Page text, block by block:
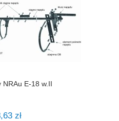
NRAu E-18 w.II
zł